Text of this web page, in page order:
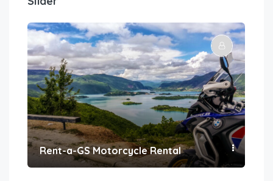
Rent-a-GS Motorcycle Rental